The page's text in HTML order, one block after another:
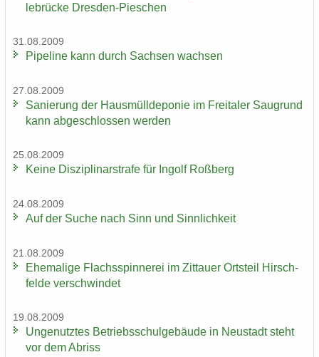
le­brü­cke Dresden-​Pieschen
31.08.2009
Pipe­line kann durch Sach­sen wach­sen
27.08.2009
Sa­nie­rung der Haus­müll­de­po­nie im Frei­ta­ler Saugrund
kann ab­ge­schlos­sen wer­den
25.08.2009
Keine Dis­zi­pli­nar­stra­fe für In­golf Roß­berg
24.08.2009
Auf der Suche nach Sinn und Sinn­lich­keit
21.08.2009
Ehe­ma­li­ge Flachs­spin­ne­rei im Zit­tau­er Orts­teil Hirsch­
fel­de ver­schwin­det
19.08.2009
Un­ge­nutz­tes Be­triebs­schul­ge­bäu­de in Neu­stadt steht
vor dem Ab­riss